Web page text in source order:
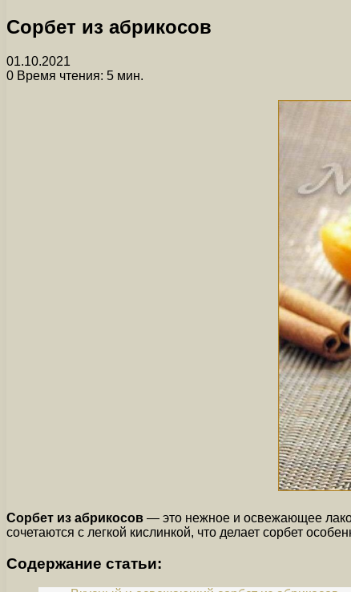
Сорбет из абрикосов
01.10.2021
0 Время чтения: 5 мин.
Сорбет из абрикосов — это нежное и освежающее
сочетаются с легкой кислинкой, что делает сорбет
Содержание статьи: